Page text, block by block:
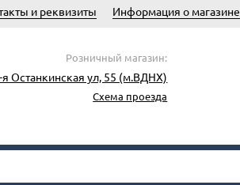
и реквизиты Информация о магазине
Розничный магазин:
Останкинская ул, 55 (м.ВДНХ)
Схема проезда